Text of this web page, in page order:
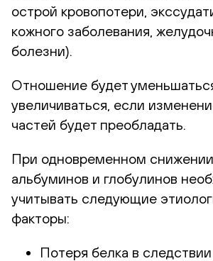
острой кровопотери,
кожного заболевания,
болезни).
Отношение будет
увеличиваться, если
частей будет преобладать.
При одновременном
альбуминов и глобулинов
учитывать следующие
факторы:
Потеря белка в